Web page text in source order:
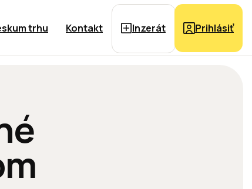
trhu Kontakt Inzerát Prihlásiť